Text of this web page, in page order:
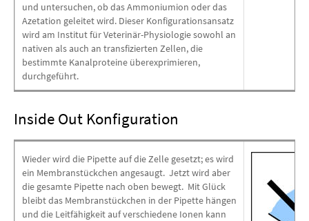
und untersuchen, ob das Ammoniumion oder das
Azetation geleitet wird. Dieser Konfigurationsansatz
wird am Institut für Veterinär-Physiologie sowohl an
nativen als auch an transfizierten Zellen, die
bestimmte Kanalproteine überexprimieren,
durchgeführt.
Inside Out Konfiguration
Wieder wird die Pipette auf die Zelle gesetzt; es wird
ein Membranstückchen angesaugt. Jetzt wird aber
die gesamte Pipette nach oben bewegt. Mit Glück
bleibt das Membranstückchen in der Pipette hängen
und die Leitfähigkeit auf verschiedene Ionen kann